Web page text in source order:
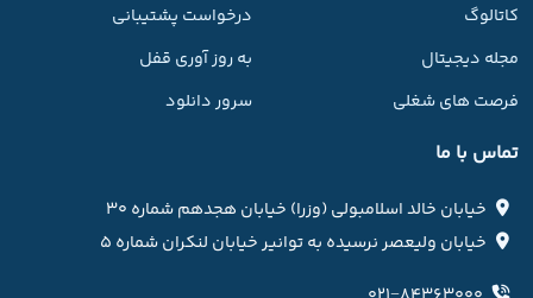
کاتالوگ
مجله دیجیتال
فرصت های شغلی
درخواست پشتیبانی
به روز آوری قفل
سرور دانلود
تماس با ما
خیابان خالد اسلامبولی (وزرا) خیابان هجدهم شماره ۳۰
خیابان ولیعصر نرسیده به توانیر خیابان لنکران شماره ۵